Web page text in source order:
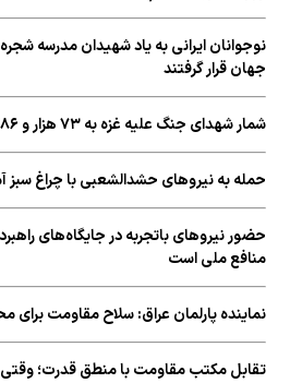
ایرانی به یاد شهیدان مدرسه شجره
قرار گرفتند
شهدای جنگ علیه غزه به ۷۳ هزار و ۳۸۶ نفر رسید
به نیروهای حشدالشعبی با چراغ سبز آمریکا
نیروهای باتجربه در جایگاه‌های راهبردی،
ملی است
پارلمان عراق: سلاح مقاومت برای
مکتب مقاومت با منطق قدرت؛ وقتی